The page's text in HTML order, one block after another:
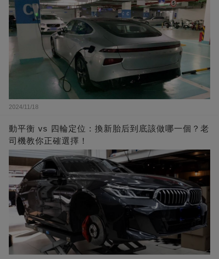
2024/11/18
動平衡 vs 四輪定位：換新胎后到底該做哪一個？老
司機教你正確選擇！